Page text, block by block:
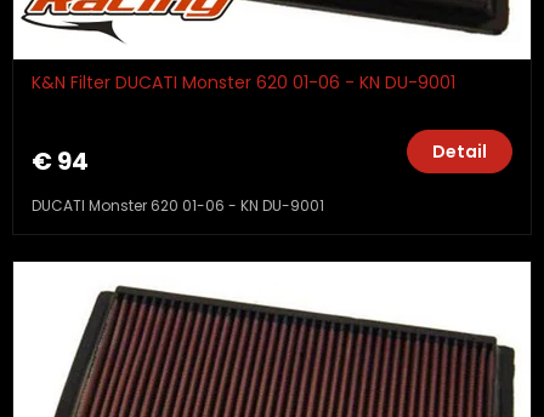
K&N Filter DUCATI Monster 620 01-06 - KN DU-9001
€ 94 Detail
DUCATI Monster 620 01-06 - KN DU-9001